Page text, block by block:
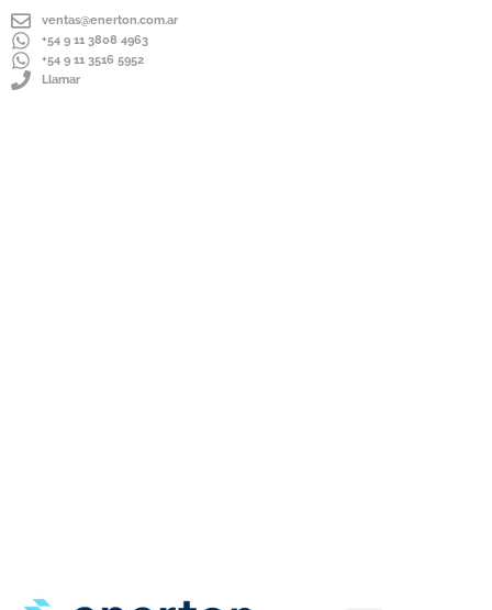
ventas@enerton.com.ar
+54 9 11 3808 4963
+54 9 11 3516 5952
Llamar